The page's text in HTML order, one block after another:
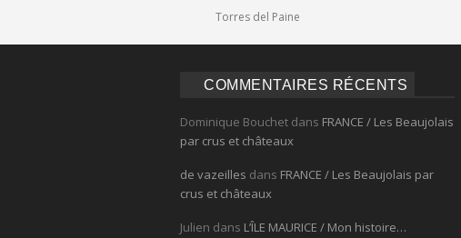
Torres del Paine
COMMENTAIRES RÉCENTS
Dominique Bouchet dans FRANCE / Les Beaujolais
par crus et châteaux
de vazeilles dans FRANCE / Les Beaujolais par
crus et châteaux
Julien dans L’ÎLE MAURICE / Mon histoire…